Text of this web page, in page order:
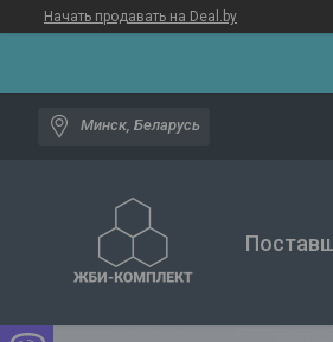
Начать продавать на Deal.by
Минск, Беларусь